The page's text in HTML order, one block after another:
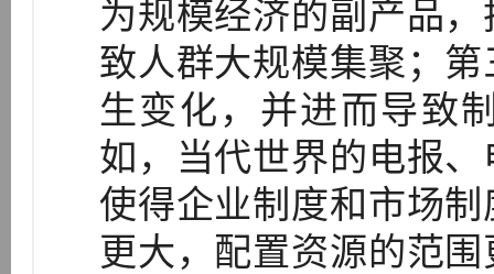
为规模经济的副产品
致人群大规模集聚；
生变化，并进而导致
如，当代世界的电报
使得企业制度和市场
更大，配置资源的范